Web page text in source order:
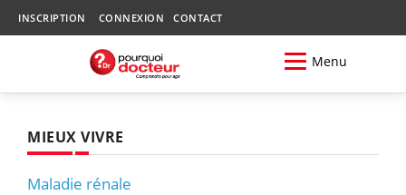
INSCRIPTION CONNEXION CONTACT
Menu
MIEUX VIVRE
Maladie rénale